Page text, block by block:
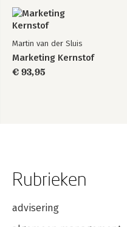
Martin van der Sluis
Marketing Kernstof
€ 93,95
Rubrieken
advisering